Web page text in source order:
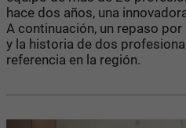
hace dos años, una
A continuación, un repaso
y la historia de dos
referencia en la región.